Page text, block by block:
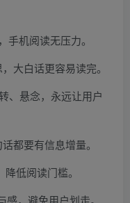
手机阅读无压力。
大白话更容易读完。
、悬念，永远让用户
都要有信息增量。
低阅读门槛。
感，避免用户划走。